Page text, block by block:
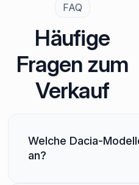
FAQ
Häufige
Fragen zum
Verkauf
Welche Dacia-
an?